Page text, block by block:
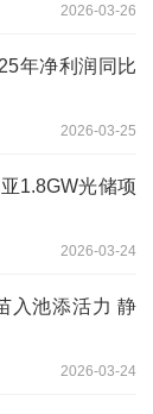
2026-03-26
年净利润同比
2026-03-25
1.8GW光储项
2026-03-24
入池添活力 静
2026-03-24